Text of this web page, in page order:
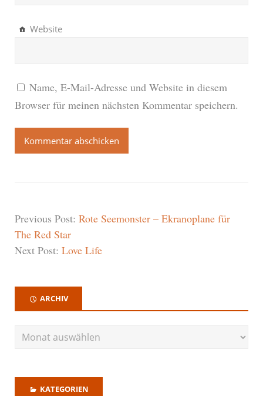
Website
Name, E-Mail-Adresse und Website in diesem
Browser für meinen nächsten Kommentar speichern.
Previous Post: Rote Seemonster – Ekranoplane für
The Red Star
Next Post: Love Life
ARCHIV
KATEGORIEN